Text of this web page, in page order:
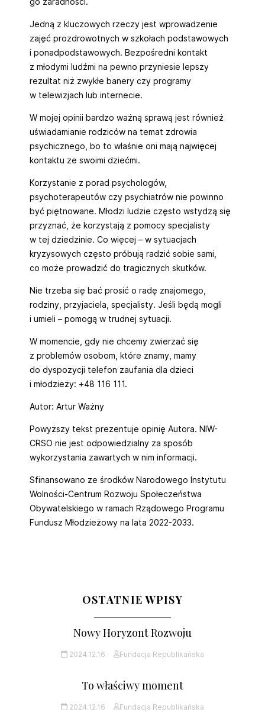
Jedną z kluczowych rzeczy jest wprowadzenie
zajęć prozdrowotnych w szkołach podstawowych
i ponadpodstawowych. Bezpośredni kontakt
z młodymi ludźmi na pewno przyniesie lepszy
rezultat niż zwykłe banery czy programy
w telewizjach lub internecie.
W mojej opinii bardzo ważną sprawą jest również
uświadamianie rodziców na temat zdrowia
psychicznego, bo to właśnie oni mają najwięcej
kontaktu ze swoimi dziećmi.
Korzystanie z porad psychologów,
psychoterapeutów czy psychiatrów nie powinno
być piętnowane. Młodzi ludzie często wstydzą się
przyznać, że korzystają z pomocy specjalisty
w tej dziedzinie. Co więcej – w sytuacjach
kryzysowych często próbują radzić sobie sami,
co może prowadzić do tragicznych skutków.
Nie trzeba się bać prosić o radę znajomego,
rodziny, przyjaciela, specjalisty. Jeśli będą mogli
i umieli – pomogą w trudnej sytuacji.
W momencie, gdy nie chcemy zwierzać się
z problemów osobom, które znamy, mamy
do dyspozycji telefon zaufania dla dzieci
i młodzieży: +48 116 111.
Autor: Artur Ważny
Powyższy tekst prezentuje opinię Autora. NIW-
CRSO nie jest odpowiedzialny za sposób
wykorzystania zawartych w nim informacji.
Sfinansowano ze środków Narodowego Instytutu
Wolności-Centrum Rozwoju Społeczeństwa
Obywatelskiego w ramach Rządowego Programu
Fundusz Młodzieżowy na lata 2022-2033.
OSTATNIE WPISY
Nowy Horyzont Rozwoju
2024.12.16 Fundacja Republikańska
To właściwy moment
2024.12.16 Fundacja Republikańska